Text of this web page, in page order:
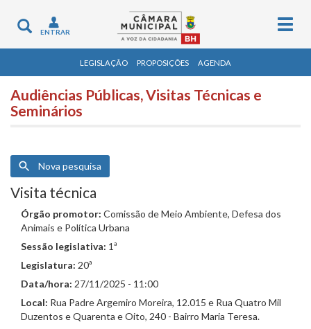
Toggle
navigation
ENTRAR
LEGISLAÇÃO PROPOSIÇÕES AGENDA
Audiências Públicas, Visitas Técnicas e
Seminários
Nova pesquisa
Visita técnica
Órgão promotor: Comissão de Meio Ambiente, Defesa dos
Animais e Política Urbana
Sessão legislativa: 1ª
Legislatura: 20ª
Data/hora: 27/11/2025 - 11:00
Local: Rua Padre Argemiro Moreira, 12.015 e Rua Quatro Mil
Duzentos e Quarenta e Oito, 240 - Bairro Maria Teresa.